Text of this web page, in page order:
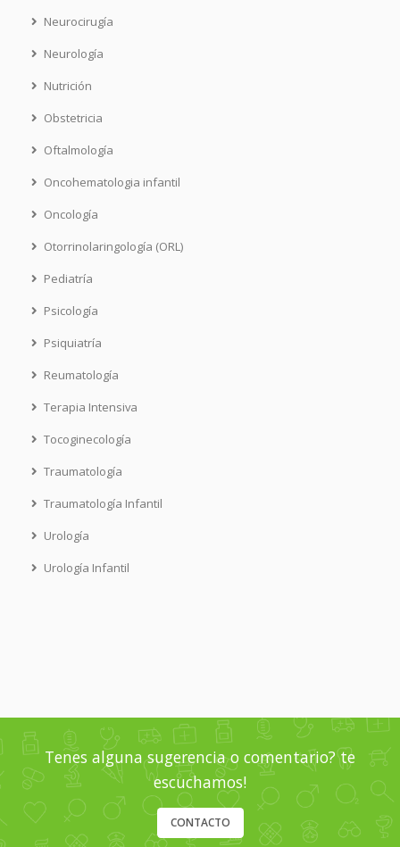
Neurocirugía
Neurología
Nutrición
Obstetricia
Oftalmología
Oncohematologia infantil
Oncología
Otorrinolaringología (ORL)
Pediatría
Psicología
Psiquiatría
Reumatología
Terapia Intensiva
Tocoginecología
Traumatología
Traumatología Infantil
Urología
Urología Infantil
Tenes alguna sugerencia o comentario? te
escuchamos!
CONTACTO